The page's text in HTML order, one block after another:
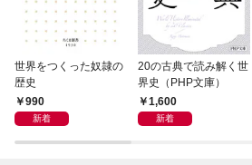
世界をつくった奴隷の
歴史
990
新着
20の古典で読み解く世
界史（PHP文庫）
1,600
新着